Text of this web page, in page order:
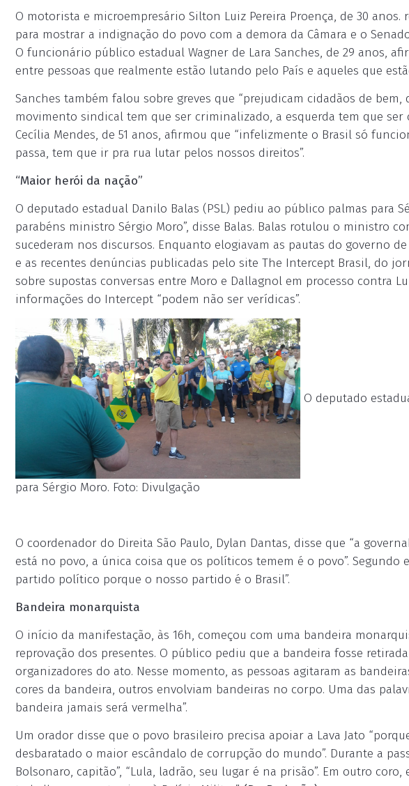
O motorista e microempresário Silton Luiz Pereira Proença, de 30
para mostrar a indignação do povo com a demora da Câmara e o
O funcionário público estadual Wagner de Lara Sanches, de 29 anos,
entre pessoas que realmente estão lutando pelo País e aqueles que
Sanches também falou sobre greves que “prejudicam cidadãos de bem,
movimento sindical tem que ser criminalizado, a esquerda tem que ser
Cecília Mendes, de 51 anos, afirmou que “infelizmente o Brasil só
passa, tem que ir pra rua lutar pelos nossos direitos”.
“Maior herói da nação”
O deputado estadual Danilo Balas (PSL) pediu ao público palmas para
parabéns ministro Sérgio Moro”, disse Balas. Balas rotulou o ministro
sucederam nos discursos. Enquanto elogiavam as pautas do governo
e as recentes denúncias publicadas pelo site The Intercept Brasil, do
sobre supostas conversas entre Moro e Dallagnol em processo contra
informações do Intercept “podem não ser verídicas”.
O deputado
para Sérgio Moro. Foto: Divulgação
O coordenador do Direita São Paulo, Dylan Dantas, disse que “a
está no povo, a única coisa que os políticos temem é o povo”. Segundo
partido político porque o nosso partido é o Brasil”.
Bandeira monarquista
O início da manifestação, às 16h, começou com uma bandeira
reprovação dos presentes. O público pediu que a bandeira fosse
organizadores do ato. Nesse momento, as pessoas agitaram as
cores da bandeira, outros envolviam bandeiras no corpo. Uma das
bandeira jamais será vermelha”.
Um orador disse que o povo brasileiro precisa apoiar a Lava Jato
desbaratado o maior escândalo de corrupção do mundo”. Durante a
Bolsonaro, capitão”, “Lula, ladrão, seu lugar é na prisão”. Em outro